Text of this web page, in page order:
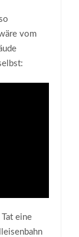
vom
eine